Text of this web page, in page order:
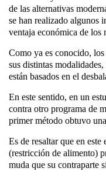
de las alternativas
se han realizado algunos
ventaja económica de los
Como ya es conocido,
sus distintas
están basados en el
En este sentido, en un
contra otro programa de
primer método obtuvo
Es de resaltar que en
(restricción de alimento)
muda que su contraparte